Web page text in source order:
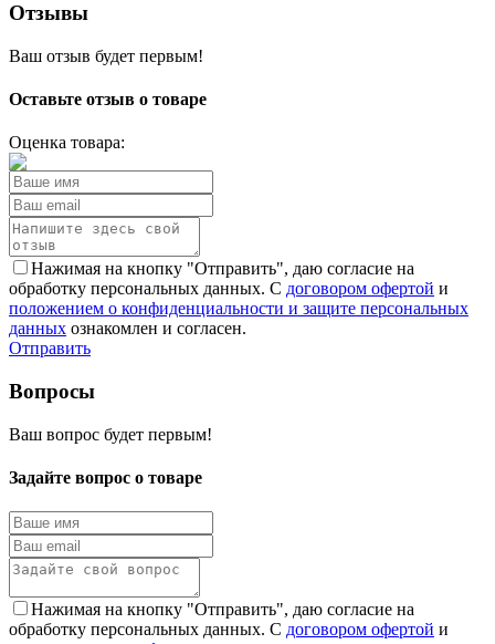
Отзывы
Ваш отзыв будет первым!
Оставьте отзыв о товаре
Оценка товара:
Нажимая на кнопку "Отправить", даю согласие на
обработку персональных данных. С договором офертой и
положением о конфиденциальности и защите персональных
данных ознакомлен и согласен.
Отправить
Вопросы
Ваш вопрос будет первым!
Задайте вопрос о товаре
Нажимая на кнопку "Отправить", даю согласие на
обработку персональных данных. С договором офертой и